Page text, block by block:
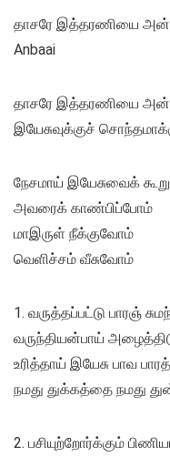
தாசரே இத்தரணியை
Anbaai
தாசரே இத்தரணியை
இயேசுவுக்குச்
நேசமாய் இயேசுவைக்
அவரைக் காண்பிப்போம்
மாஇருள் நீக்குவோம்
வெளிச்சம் வீசுவோம்
1. வருத்தப்பட்டு பாரஞ்
வருந்தியன்பாய்
உரித்தாய் இயேசு பாவ
நமது துக்கத்தை நமது
2. பசியுற்றோர்க்கும்